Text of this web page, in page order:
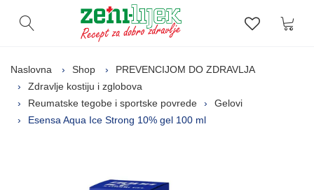
Otvori pretragu Lista
Naslovna Shop
PREVENCIJOM DO ZDRAVLJA
Zdravlje kostiju i zglobova
Reumatske tegobe i sportske povrede
Gelovi
Esensa Aqua Ice Strong 10% gel 100 ml